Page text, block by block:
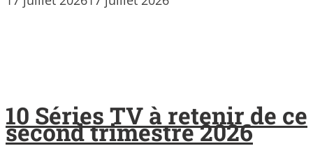
10 Séries TV à retenir de ce
second trimestre 2026